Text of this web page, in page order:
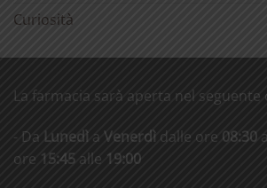
Curiosità
La farmacia sarà aperta nel seguente
- Da Lunedì a Venerdì dalle ore 08:30
ore 15:45 alle 19:00